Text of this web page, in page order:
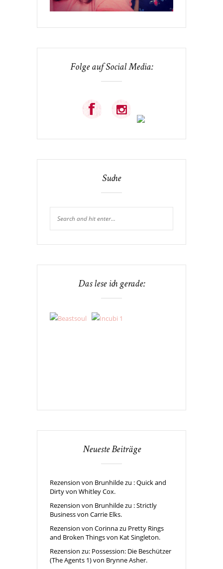
Folge auf Social Media:
Suche
Das lese ich gerade:
Neueste Beiträge
Rezension von Brunhilde zu : Quick and
Dirty von Whitley Cox.
Rezension von Brunhilde zu : Strictly
Business von Carrie Elks.
Rezension von Corinna zu Pretty Rings
and Broken Things von Kat Singleton.
Rezension zu: Possession: Die Beschützer
(The Agents 1) von Brynne Asher.